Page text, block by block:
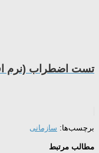
تست اضطراب (نرم
برچسب‌ها: سازمانی
مطالب مرتبط